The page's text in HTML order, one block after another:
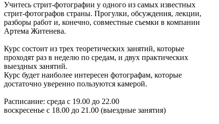
Учитесь стрит-фотографии у одного из самых известных
стрит-фотографов страны. Прогулки, обсуждения, лекции,
разборы работ и, конечно, совместные съемки в компании
Артема Житенева.
Курс состоит из трех теоретических занятий, которые
проходят раз в неделю по средам, и двух практических
выездных занятий.
Курс будет наиболее интересен фотографам, которые
достаточно уверенно пользуются камерой.
Расписание: среда с 19.00 до 22.00
воскресенье с 18.00 до 21.00 (выездные занятия)